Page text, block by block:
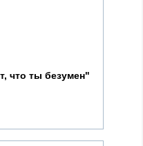
что ты безумен"